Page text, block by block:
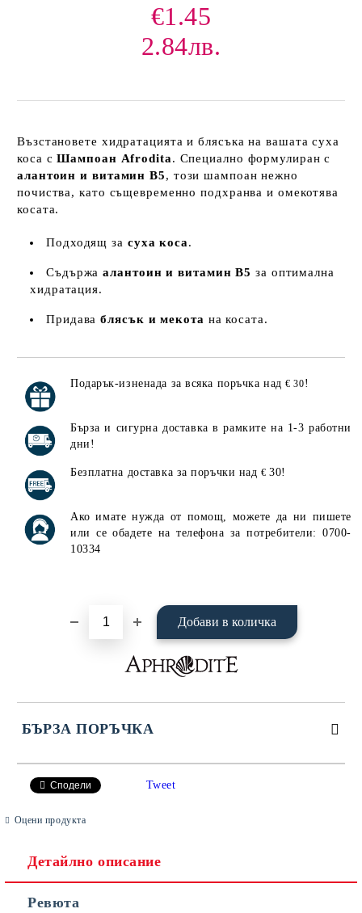
€1.45
2.84лв.
Възстановете хидратацията и блясъка на вашата суха
коса сШампоан Afrodita. Специално формулиран с
алантоин и витамин B5, този шампоан нежно
почиства, като същевременно подхранва и омекотява
косата.
Подходящ за суха коса.
Съдържаалантоин и витамин B5 за оптимална
хидратация.
Придаваблясък и мекота на косата.
Подарък-изненада за всяка поръчка над€ 30!
Бърза и сигурна доставка в рамките на 1-3 работни
дни!
Безплатна доставка за поръчки над€30!
Ако имате нужда от помощ, можете да ни пишете
или се обадете на телефона за потребители: 0700-
10334
БЪРЗА ПОРЪЧКА
Сподели Tweet
Оцени продукта
Детайлно описание
Ревюта